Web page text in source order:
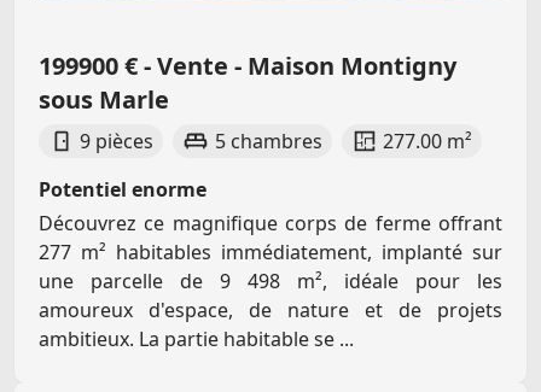
199900 € - Vente - Maison Montigny
sous Marle
9 pièces 5 chambres
277.00 m²
Potentiel enorme
Découvrez ce magnifique corps de ferme offrant
277 m² habitables immédiatement, implanté sur
une parcelle de 9 498 m², idéale pour les
amoureux d'espace, de nature et de projets
ambitieux. La partie habitable se ...